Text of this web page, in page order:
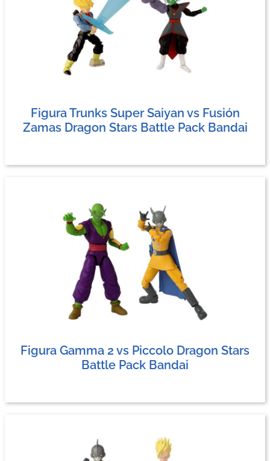
Figura Trunks Super Saiyan vs Fusión
Zamas Dragon Stars Battle Pack Bandai
Figura Gamma 2 vs Piccolo Dragon Stars
Battle Pack Bandai